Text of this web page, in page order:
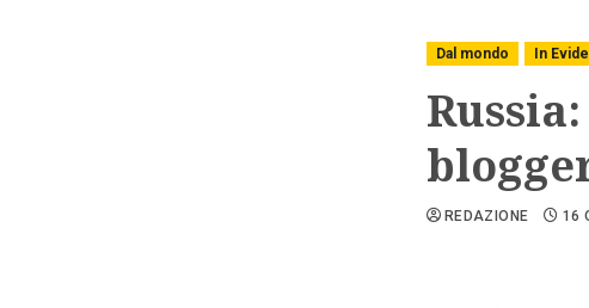
Dal mondo In
REDAZIONE 16